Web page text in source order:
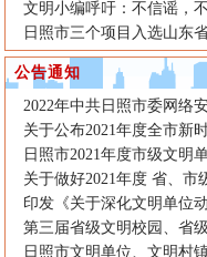
文明小编呼吁：不信谣，
日照市三个项目入选山东
公告通知
2022年中共日照市委网络
关于公布2021年度全市新
日照市2021年度市级文明
关于做好2021年度 省、市
印发《关于深化文明单位
第三届省级文明校园、省
日照市文明单位、文明村